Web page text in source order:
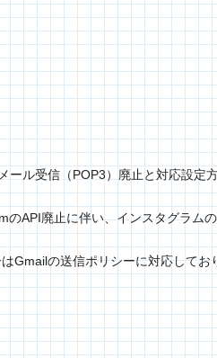
ール受信（POP3）廃止と対応設定
のAPI廃止に伴い、インスタグラム
Gmailの送信ポリシーに対応してお